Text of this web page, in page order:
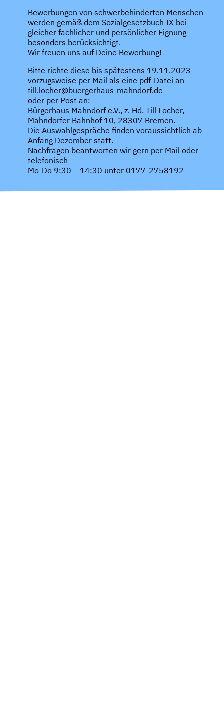
Bewerbungen von schwerbehinderten Menschen
werden gemäß dem Sozialgesetzbuch IX bei
gleicher fachlicher und persönlicher Eignung
besonders berücksichtigt.
Wir freuen uns auf Deine Bewerbung!
Bitte richte diese bis spätestens 19.11.2023
vorzugsweise per Mail als eine pdf-Datei an
till.locher@buergerhaus-mahndorf.de
oder per Post an:
Bürgerhaus Mahndorf e.V., z. Hd. Till Locher,
Mahndorfer Bahnhof 10, 28307 Bremen.
Die Auswahlgespräche finden voraussichtlich ab
Anfang Dezember statt.
Nachfragen beantworten wir gern per Mail oder
telefonisch
Mo-Do 9:30 – 14:30 unter 0177-2758192